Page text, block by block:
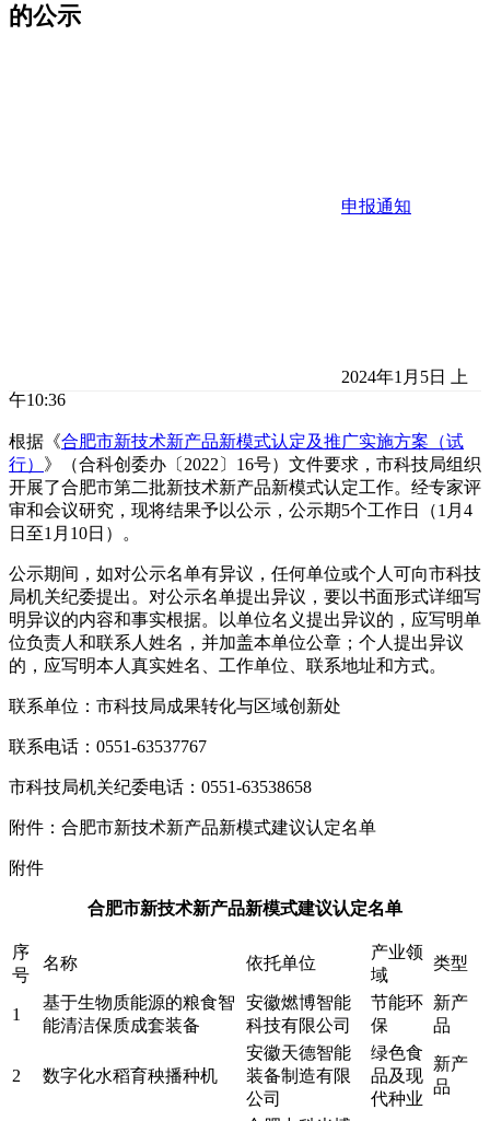
的公示
申报通知
2024年1月5日 上
午10:36
根据《合肥市新技术新产品新模式认定及推广实施方案（试
行） 》（合科创委办〔2022〕16号）文件要求，市科技局组织
开展了合肥市第二批新技术新产品新模式认定工作。经专家评
审和会议研究，现将结果予以公示，公示期5个工作日（1月4
日至1月10日）。
公示期间，如对公示名单有异议，任何单位或个人可向市科技
局机关纪委提出。对公示名单提出异议，要以书面形式详细写
明异议的内容和事实根据。以单位名义提出异议的，应写明单
位负责人和联系人姓名，并加盖本单位公章；个人提出异议
的，应写明本人真实姓名、工作单位、联系地址和方式。
联系单位：市科技局成果转化与区域创新处
联系电话：0551-63537767
市科技局机关纪委电话：0551-63538658
附件：合肥市新技术新产品新模式建议认定名单
附件
合肥市新技术新产品新模式建议认定名单
序
号
名称 依托单位
产业领
域
类型
1
基于生物质能源的粮食智
能清洁保质成套装备
安徽燃博智能
科技有限公司
节能环
保
新产
品
2 数字化水稻育秧播种机
安徽天德智能
装备制造有限
公司
绿色食
品及现
代种业
新产
品